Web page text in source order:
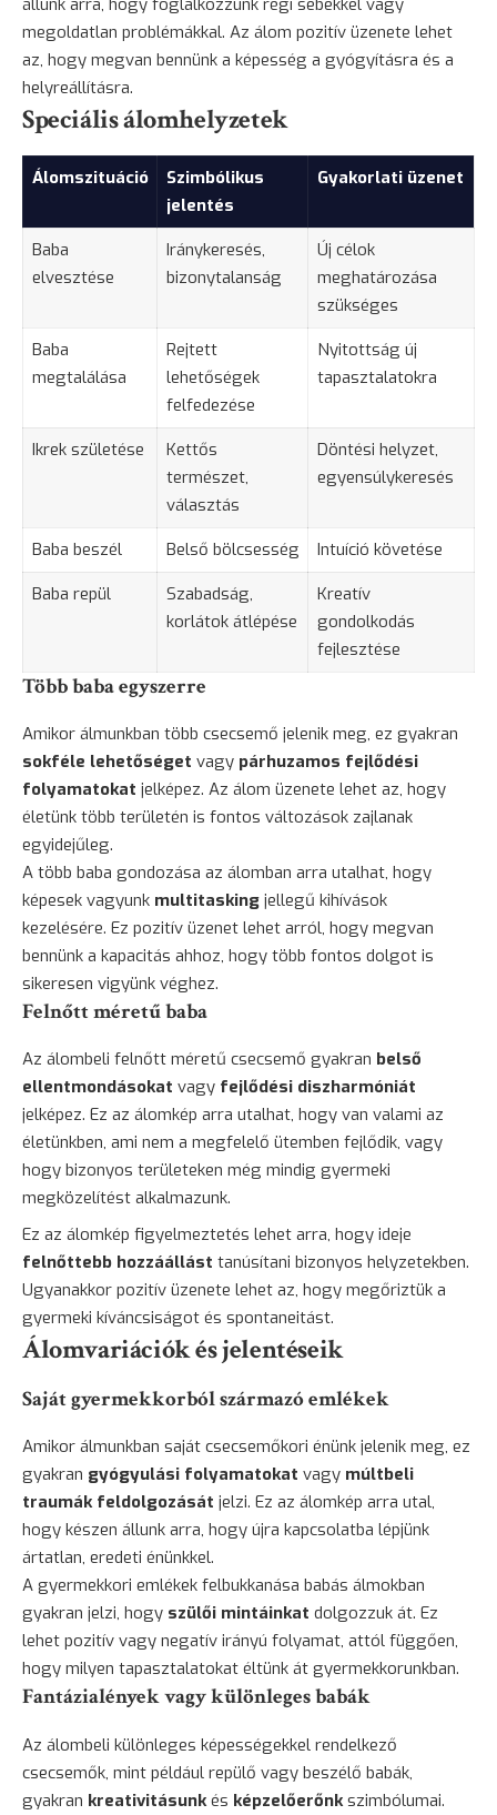
állunk arra, hogy foglalkozzunk régi sebekkel vagy
megoldatlan problémákkal. Az álom pozitív üzenete lehet
az, hogy megvan bennünk a képesség a gyógyításra és a
helyreállításra.
Speciális álomhelyzetek
Álomszituáció
Szimbólikus
jelentés
Gyakorlati üzenet
Baba
elvesztése
Iránykeresés,
bizonytalanság
Új célok
meghatározása
szükséges
Baba
megtalálása
Rejtett
lehetőségek
felfedezése
Nyitottság új
tapasztalatokra
Ikrek születése
Kettős
természet,
választás
Döntési helyzet,
egyensúlykeresés
Baba beszél Belső bölcsesség
Intuíció követése
Baba repül
Szabadság,
korlátok átlépése
Kreatív
gondolkodás
fejlesztése
Több baba egyszerre
Amikor álmunkban több csecsemő jelenik meg, ez gyakran
sokféle lehetőséget vagy párhuzamos fejlődési
folyamatokat jelképez. Az álom üzenete lehet az, hogy
életünk több területén is fontos változások zajlanak
egyidejűleg.
A több baba gondozása az álomban arra utalhat, hogy
képesek vagyunk multitasking jellegű kihívások
kezelésére. Ez pozitív üzenet lehet arról, hogy megvan
bennünk a kapacitás ahhoz, hogy több fontos dolgot is
sikeresen vigyünk véghez.
Felnőtt méretű baba
Az álombeli felnőtt méretű csecsemő gyakran belső
ellentmondásokat vagy fejlődési diszharmóniát
jelképez. Ez az álomkép arra utalhat, hogy van valami az
életünkben, ami nem a megfelelő ütemben fejlődik, vagy
hogy bizonyos területeken még mindig gyermeki
megközelítést alkalmazunk.
Ez az álomkép figyelmeztetés lehet arra, hogy ideje
felnőttebb hozzáállást tanúsítani bizonyos helyzetekben.
Ugyanakkor pozitív üzenete lehet az, hogy megőriztük a
gyermeki kíváncsiságot és spontaneitást.
Álomvariációk és jelentéseik
Saját gyermekkorból származó emlékek
Amikor álmunkban saját csecsemőkori énünk jelenik meg, ez
gyakran gyógyulási folyamatokat vagy múltbeli
traumák feldolgozását jelzi. Ez az álomkép arra utal,
hogy készen állunk arra, hogy újra kapcsolatba lépjünk
ártatlan, eredeti énünkkel.
A gyermekkori emlékek felbukkanása babás álmokban
gyakran jelzi, hogy szülői mintáinkat dolgozzuk át. Ez
lehet pozitív vagy negatív irányú folyamat, attól függően,
hogy milyen tapasztalatokat éltünk át gyermekkorunkban.
Fantázialények vagy különleges babák
Az álombeli különleges képességekkel rendelkező
csecsemők, mint például repülő vagy beszélő babák,
gyakran kreativitásunkés képzelőerőnkszimbólumai.